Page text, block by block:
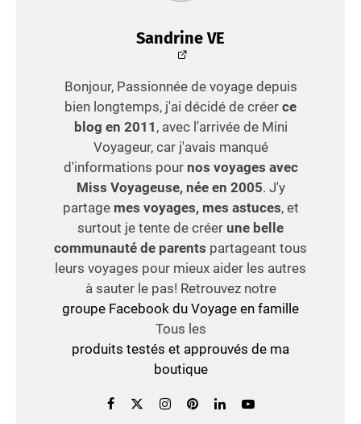
Sandrine VE
Bonjour, Passionnée de voyage depuis
bien longtemps, j'ai décidé de créer ce
blog en 2011 , avec l'arrivée de Mini
Voyageur, car j'avais manqué
d'informations pour nos voyages avec
Miss Voyageuse, née en 2005. J'y
partage mes voyages, mes astuces, et
surtout je tente de créer une belle
communauté de parents partageant tous
leurs voyages pour mieux aider les autres
à sauter le pas! Retrouvez notre
groupe Facebook du Voyage en famille
Tous les
produits testés et approuvés de ma
boutique